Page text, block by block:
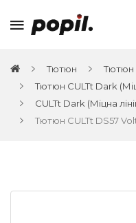
Тютюн
Тютюн
Тютюн CULTt Dark
CULTt Dark (Міцна
Тютюн CULTt DS57